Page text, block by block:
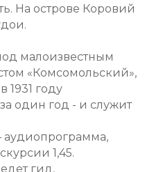
На острове Коровий
малоизвестным
«Комсомольский»,
1931 году
один год - и служит
1,45.
гид,